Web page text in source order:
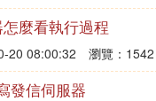
麼看執行過程
20 08:00:32 瀏覽：1542
發信伺服器